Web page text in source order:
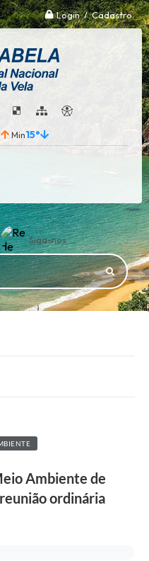
Login / Cadastro
15°
Siga-nos
Ambiente de
ordinária